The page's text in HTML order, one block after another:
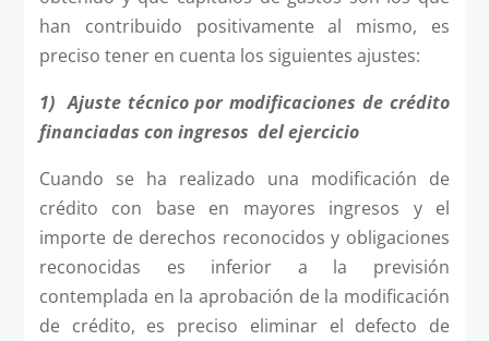
han contribuido positivamente al mismo, es
preciso tener en cuenta los siguientes ajustes:
1)Ajuste técnico por modificaciones de crédito
financiadas con ingresos del ejercicio
Cuando se ha realizado una modificación de
crédito con base en mayores ingresos y el
importe de derechos reconocidos y obligaciones
reconocidas es inferior a la previsión
contemplada en la aprobación de la modificación
de crédito, es preciso eliminar el defecto de